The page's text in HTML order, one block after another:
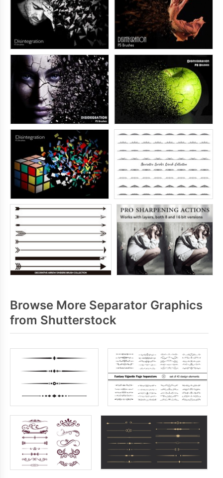
Browse More Separator Graphics
from Shutterstock